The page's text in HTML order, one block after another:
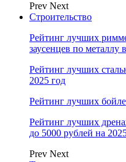
Prev Next
Строительство
Рейтинг лучших
заусенцев по металлу
Рейтинг лучших
2025 год
Рейтинг лучших
Рейтинг лучших
до 5000 рублей на
Prev Next